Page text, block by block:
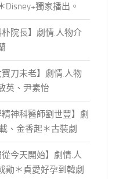
Disney+獨家播出。
朴院長】劇情.人物介
寶刀未老】劇情.人物
英、尹素怡
精神科醫師劉世豐】劇
、金香起＊古裝劇
從今天開始】劇情.人
勛＊貞愛好孕到韓劇